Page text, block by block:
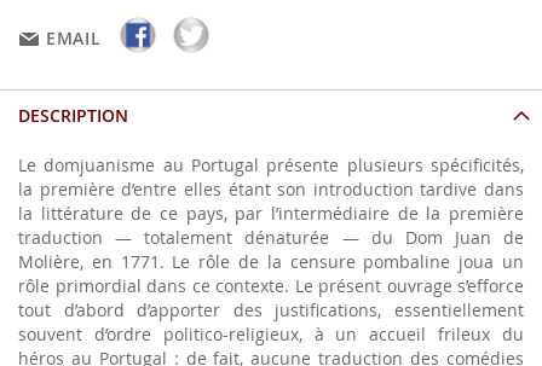
EMAIL
DESCRIPTION
Le domjuanisme au Portugal présente plusieurs spécificités,
la première d’entre elles étant son introduction tardive dans
la littérature de ce pays, par l’intermédiaire de la première
traduction — totalement dénaturée — du Dom Juan de
Molière, en 1771. Le rôle de la censure pombaline joua un
rôle primordial dans ce contexte. Le présent ouvrage s’efforce
tout d’abord d’apporter des justifications, essentiellement
souvent d’ordre politico-religieux, à un accueil frileux du
héros au Portugal : de fait, aucune traduction des comédies